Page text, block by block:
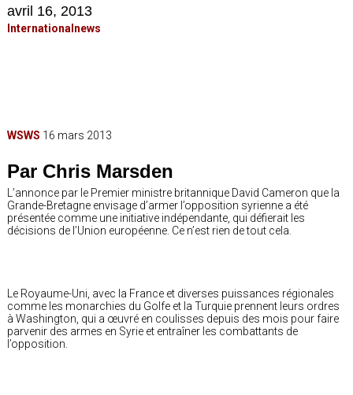
avril 16, 2013
Internationalnews
WSWS 16 mars 2013
Par Chris Marsden
L’annonce par le Premier ministre britannique David Cameron que la
Grande-Bretagne envisage d’armer l’opposition syrienne a été
présentée comme une initiative indépendante, qui défierait les
décisions de l’Union européenne. Ce n’est rien de tout cela.
Le Royaume-Uni, avec la France et diverses puissances régionales
comme les monarchies du Golfe et la Turquie prennent leurs ordres
à Washington, qui a œuvré en coulisses depuis des mois pour faire
parvenir des armes en Syrie et entraîner les combattants de
l’opposition.